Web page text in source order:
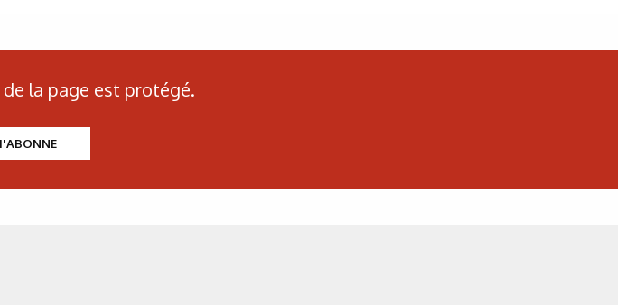
la page est protégé.